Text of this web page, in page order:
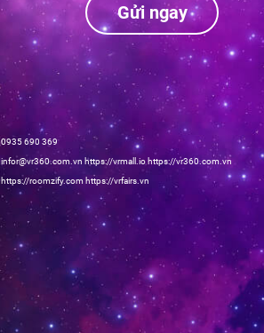
Gửi ngay
0935 690 369
infor@vr360.com.vn https://vrmall.io https://vr360.com.vn
https://roomzify.com https://vrfairs.vn